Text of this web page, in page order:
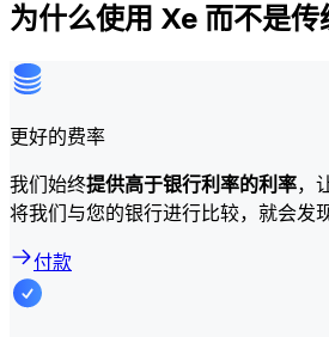
为什么使用 Xe 而不是传
更好的费率
我们始终提供高于银行利率的利率，
将我们与您的银行进行比较，就会发
付款